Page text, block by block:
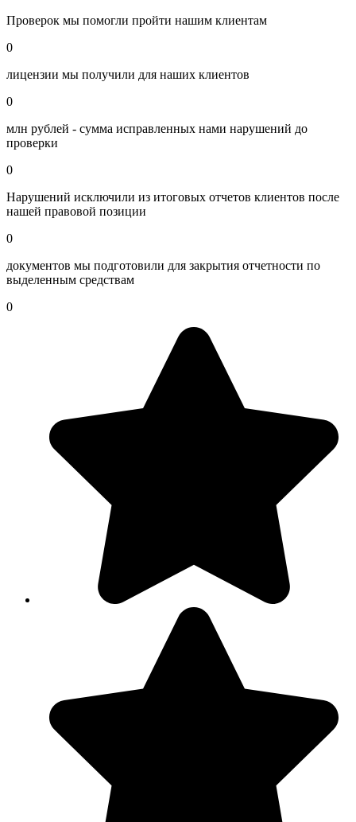
Проверок мы помогли пройти нашим клиентам
0
лицензии мы получили для наших клиентов
0
млн рублей - сумма исправленных нами нарушений до
проверки
0
Нарушений исключили из итоговых отчетов клиентов после
нашей правовой позиции
0
документов мы подготовили для закрытия отчетности по
выделенным средствам
0